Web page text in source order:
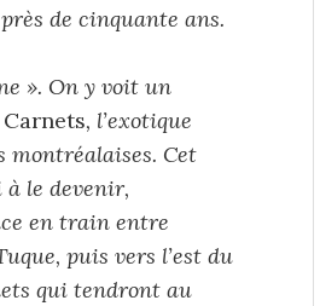
de cinquante ans.
». On y voit un
Carnets, l’exotique
montréalaises. Cet
à le devenir,
en train entre
puis vers l’est du
qui tendront au